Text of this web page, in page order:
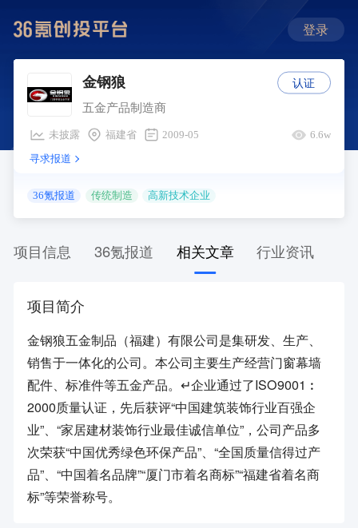
登录
金钢狼
五金产品制造商
未披露 福建省 2009-05 6.6w
寻求报道
36氪报道 传统制造 高新技术企业
认证
项目信息 36氪报道 相关文章 行业资讯
项目简介
金钢狼五金制品（福建）有限公司是集研发、生产、
销售于一体化的公司。本公司主要生产经营门窗幕墙
配件、标准件等五金产品。↵企业通过了ISO9001︰
2000质量认证，先后获评“中国建筑装饰行业百强企
业”、“家居建材装饰行业最佳诚信单位”，公司产品多
次荣获“中国优秀绿色环保产品”、“全国质量信得过产
品”、“中国着名品牌”“厦门市着名商标”“福建省着名商
标”等荣誉称号。